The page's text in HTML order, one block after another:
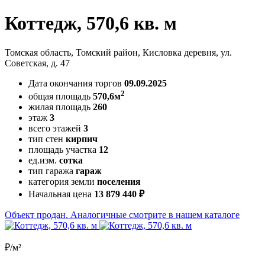
Коттедж, 570,6 кв. м
Томская область, Томский район, Кисловка деревня, ул.
Советская, д. 47
Дата окончания торгов 09.09.2025
общая площадь 570,6м2
жилая площадь 260
этаж 3
всего этажей 3
тип стен кирпич
площадь участка 12
ед.изм. сотка
тип гаража гараж
категория земли поселения
Начальная цена 13 879 440 ₽
Объект продан. Аналогичные смотрите в нашем каталоге
₽/м²